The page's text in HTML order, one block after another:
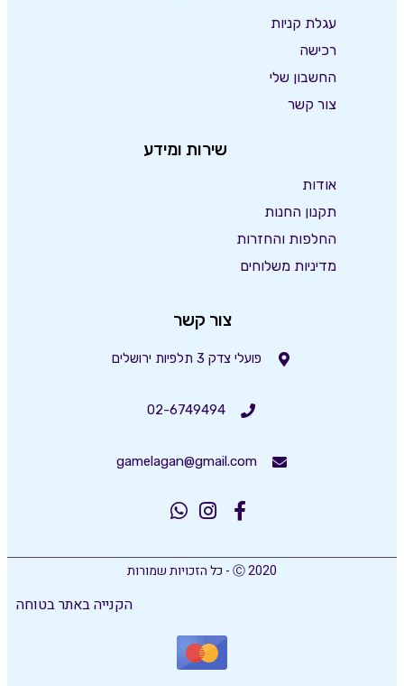
עגלת קניות
רכישה
החשבון שלי
צור קשר
שירות ומידע
אודות
תקנון החנות
החלפות והחזרות
מדיניות משלוחים
צור קשר
פועלי צדק 3 תלפיות ירושלים
02-6749494
gamelagan@gmail.com
Ⓒ 2020 - כל הזכויות שמורות
הקנייה באתר בטוחה